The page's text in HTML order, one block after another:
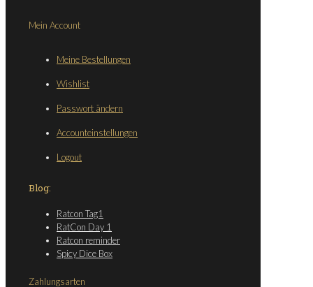
Mein Account
Meine Bestellungen
Wishlist
Passwort ändern
Accounteinstellungen
Logout
Blog:
Ratcon Tag1
RatCon Day 1
Ratcon reminder
Spicy Dice Box
Zahlungsarten